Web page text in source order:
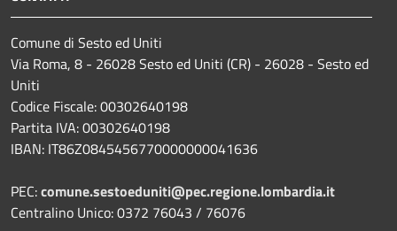
Comune di Sesto ed Uniti
Via Roma, 8 - 26028 Sesto ed Uniti (CR) - 26028 - Sesto ed
Uniti
Codice Fiscale: 00302640198
Partita IVA: 00302640198
IBAN: IT86Z0845456770000000041636
PEC:comune.sestoeduniti@pec.regione.lombardia.it
Centralino Unico: 0372 76043 / 76076